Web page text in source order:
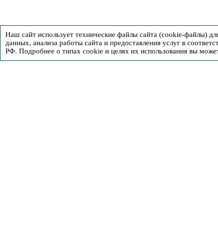
Наш сайт использует технические файлы сайта (cookie-файлы)
данных, анализа работы сайта и предоставления услуг в
РФ. Подробнее о типах cookie и целях их использования вы